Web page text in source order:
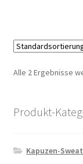
Alle 2 Ergebnisse
Produkt-
Kapuzen-